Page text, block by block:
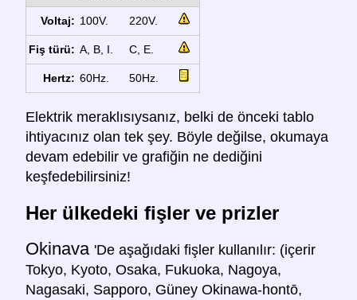
Voltaj: 100V. 220V.
Fiş türü: A, B, I. C, E.
Hertz: 60Hz. 50Hz.
Elektrik meraklısıysanız, belki de önceki tablo
ihtiyacınız olan tek şey. Böyle değilse, okumaya
devam edebilir ve grafiğin ne dediğini
keşfedebilirsiniz!
Her ülkedeki fişler ve prizler
Okinava 'De aşağıdaki fişler kullanılır: (içerir
Tokyo, Kyoto, Osaka, Fukuoka, Nagoya,
Nagasaki, Sapporo, Güney Okinawa-hontō,